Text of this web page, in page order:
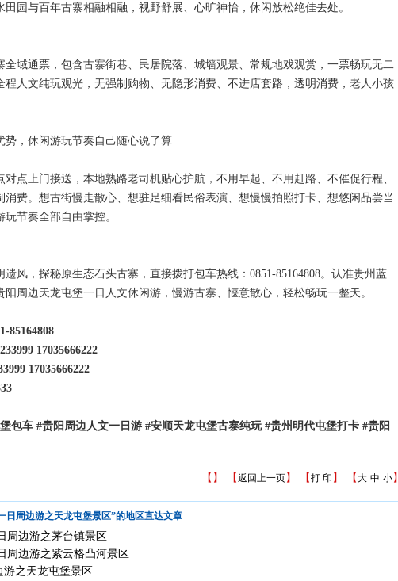
田园与百年古寨相融相融，视野舒展、心旷神怡，休闲放松绝佳去处。
全域通票，包含古寨街巷、民居院落、城墙观景、常规地戏观赏，一票畅玩无二
程人文纯玩观光，无强制购物、无隐形消费、不进店套路，透明消费，老人小孩
势，休闲游玩节奏自己随心说了算
对点上门接送，本地熟路老司机贴心护航，不用早起、不用赶路、不催促行程、
消费。想古街慢走散心、想驻足细看民俗表演、想慢慢拍照打卡、想悠闲品尝当
节奏全部自由掌控。
遗风，探秘原生态石头古寨，直接拨打包车热线：0851-85164808。认准贵州蓝
阳周边天龙屯堡一日人文休闲游，慢游古寨、惬意散心，轻松畅玩一整天。
85164808
17035666222
17035666222
包车 #贵阳周边人文一日游 #安顺天龙屯堡古寨纯玩 #贵州明代屯堡打卡 #贵阳
【 】 【返回上一页】 【打 印 】 【大 中 小】
日周边游之天龙屯堡景区”的地区直达文章
周边游之茅台镇景区
周边游之紫云格凸河景区
之天龙屯堡景区